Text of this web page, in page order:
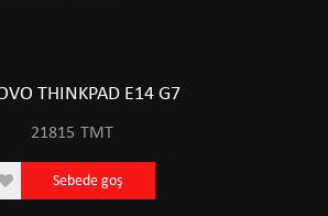
THINKPAD E14 G7
21815 TMT
Sebede goş